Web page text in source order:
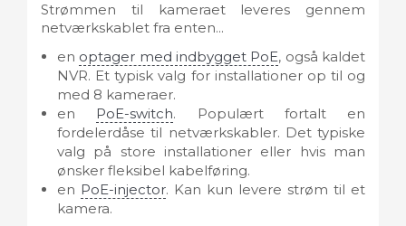
Strømmen til kameraet leveres gennem
netværkskablet fra enten...
en optager med indbygget PoE, også kaldet
NVR. Et typisk valg for installationer op til og
med 8 kameraer.
en PoE-switch. Populært fortalt en
fordelerdåse til netværkskabler. Det typiske
valg på store installationer eller hvis man
ønsker fleksibel kabelføring.
en PoE-injector. Kan kun levere strøm til et
kamera.